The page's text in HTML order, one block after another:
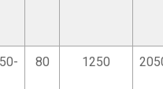
80 1250